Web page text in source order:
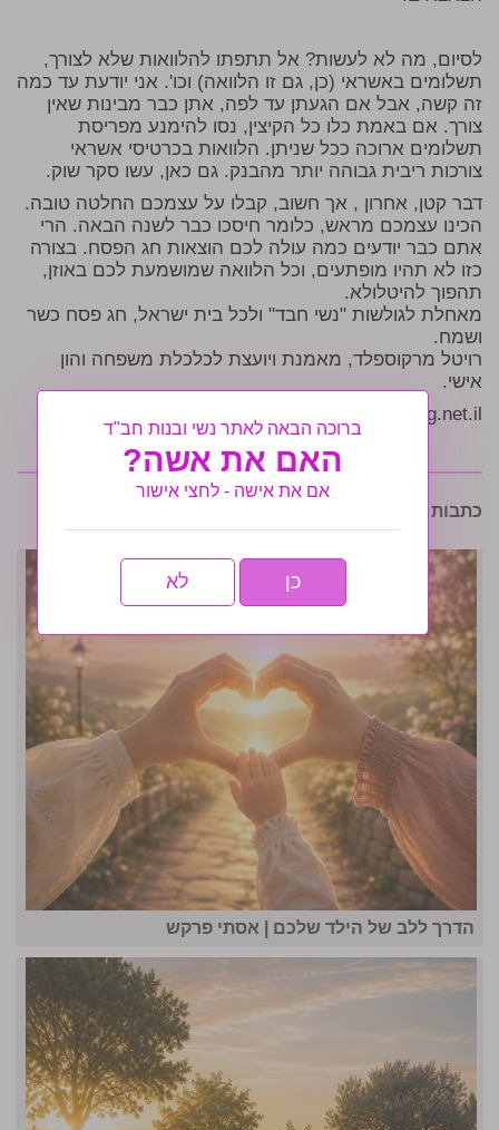
לסיום, מה לא לעשות? אל תתפתו להלוואות שלא לצורך,
תשלומים באשראי (כן, גם זו הלוואה) וכו'. אני יודעת עד כמה
זה קשה, אבל אם הגעתן עד לפה, אתן כבר מבינות שאין
צורך. אם באמת כלו כל הקיצין, נסו להימנע מפריסת
תשלומים ארוכה ככל שניתן. הלוואות בכרטיסי אשראי
צורכות ריבית גבוהה יותר מהבנק. גם כאן, עשו סקר שוק.
דבר קטן, אחרון , אך חשוב, קבלו על עצמכם החלטה טובה.
הכינו עצמכם מראש, כלומר חיסכו כבר לשנה הבאה. הרי
אתם כבר יודעים כמה עולה לכם הוצאות חג הפסח. בצורה
כזו לא תהיו מופתעים, וכל הלוואה שמושמעת לכם באוזן,
תהפוך להיטלולא.
מאחלת לגולשות "נשי חבד" ולכל בית ישראל, חג פסח כשר
ושמח.
רויטל מרקוספלד, מאמנת ויועצת לכלכלת משפחה והון
אישי.
Rev7709@etrog.net.il
כתבות נוספות שיעניינו אותך:
הדרך ללב של הילד שלכם | אסתי פרקש
ברוכה הבאה לאתר נשי ובנות חב"ד
האם את אשה?
אם את אישה - לחצי אישור
כן לא